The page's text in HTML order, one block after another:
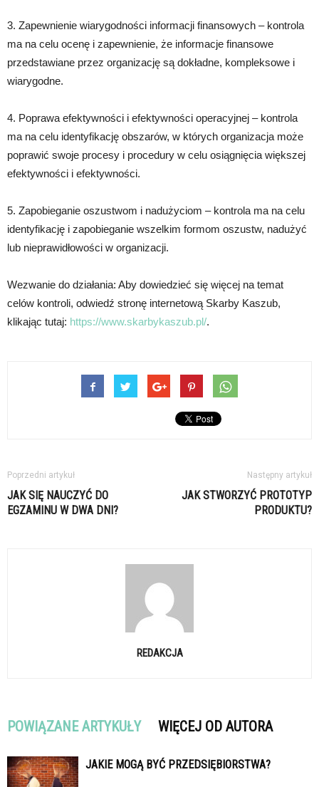
3. Zapewnienie wiarygodności informacji finansowych – kontrola
ma na celu ocenę i zapewnienie, że informacje finansowe
przedstawiane przez organizację są dokładne, kompleksowe i
wiarygodne.
4. Poprawa efektywności i efektywności operacyjnej – kontrola
ma na celu identyfikację obszarów, w których organizacja może
poprawić swoje procesy i procedury w celu osiągnięcia większej
efektywności i efektywności.
5. Zapobieganie oszustwom i nadużyciom – kontrola ma na celu
identyfikację i zapobieganie wszelkim formom oszustw, nadużyć
lub nieprawidłowości w organizacji.
Wezwanie do działania: Aby dowiedzieć się więcej na temat
celów kontroli, odwiedź stronę internetową Skarby Kaszub,
klikając tutaj: https://www.skarbykaszub.pl/.
Poprzedni artykuł
JAK SIĘ NAUCZYĆ DO
EGZAMINU W DWA DNI?
Następny artykuł
JAK STWORZYĆ PROTOTYP
PRODUKTU?
REDAKCJA
POWIĄZANE ARTYKUŁY WIĘCEJ OD AUTORA
JAKIE MOGĄ BYĆ PRZEDSIĘBIORSTWA?